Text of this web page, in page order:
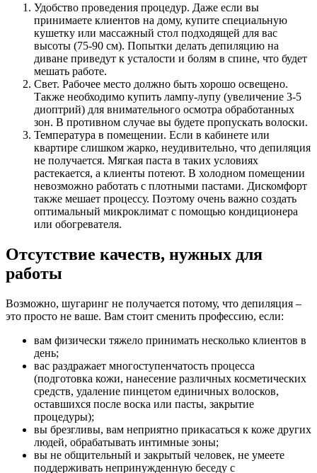
Удобство проведения процедур. Даже если вы
принимаете клиентов на дому, купите специальную
кушетку или массажный стол подходящей для вас
высоты (75-90 см). Попытки делать депиляцию на
диване приведут к усталости и болям в спине, что будет
мешать работе.
Свет. Рабочее место должно быть хорошо освещено.
Также необходимо купить лампу-лупу (увеличение 3-5
диоптрий) для внимательного осмотра обработанных
зон. В противном случае вы будете пропускать волоски.
Температура в помещении. Если в кабинете или
квартире слишком жарко, неудивительно, что депиляция
не получается. Мягкая паста в таких условиях
растекается, а клиенты потеют. В холодном помещении
невозможно работать с плотными пастами. Дискомфорт
также мешает процессу. Поэтому очень важно создать
оптимальный микроклимат с помощью кондиционера
или обогревателя.
Отсутствие качеств, нужных для
работы
Возможно, шугаринг не получается потому, что депиляция –
это просто не ваше. Вам стоит сменить профессию, если:
вам физически тяжело принимать несколько клиентов в
день;
вас раздражает многоступенчатость процесса
(подготовка кожи, нанесение различных косметических
средств, удаление пинцетом единичных волосков,
оставшихся после воска или пасты, закрытие
процедуры);
вы брезгливы, вам неприятно прикасаться к коже других
людей, обрабатывать интимные зоны;
вы не общительный и закрытый человек, не умеете
поддерживать непринужденную беседу с